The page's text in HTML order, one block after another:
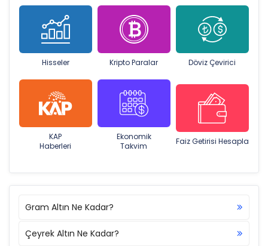
Hisseler Kripto Paralar Döviz Çevirici
KAP
Haberleri
Ekonomik
Takvim
Faiz Getirisi Hesapla
Gram Altın Ne Kadar?
Çeyrek Altın Ne Kadar?